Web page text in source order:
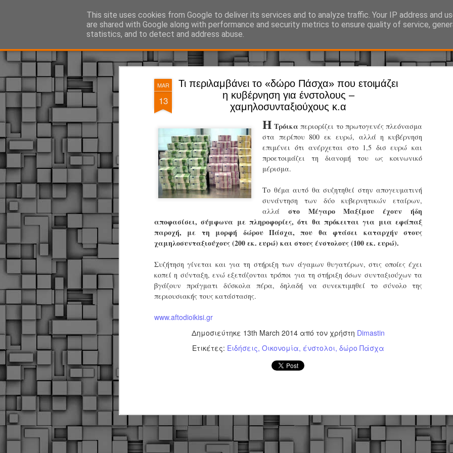
MAR
13
Τι περιλαμβάνει το «δώρο Πάσχα» που ετοιμάζει
η κυβέρνηση για ένστολους –
χαμηλοσυνταξιούχους κ.α
ΗΤρόικα περιορίζει το πρωτογενές πλεόνασμα
στα περίπου 800 εκ ευρώ, αλλά η κυβέρνηση
επιμένει ότι ανέρχεται στο 1,5 δισ ευρώ και
προετοιμάζει τη διανομή του ως κοινωνικό
μέρισμα.
Το θέμα αυτό θα συζητηθεί στην απογευματινή
συνάντηση των δύο κυβερνητικών εταίρων,
αλλά στο Μέγαρο Μαξίμου έχουν ήδη
αποφασίσει, σύμφωνα με πληροφορίες, ότι θα πρόκειται για μια εφάπαξ
παροχή, με τη μορφή δώρου Πάσχα, που θα φτάσει καταρχήν στους
χαμηλοσυνταξιούχους (200 εκ. ευρώ) και στους ένστολους (100 εκ. ευρώ).
Συζήτηση γίνεται και για τη στήριξη των άγαμων θυγατέρων, στις οποίες έχει
κοπεί η σύνταξη, ενώ εξετάζονται τρόποι για τη στήριξη όσων συνταξιούχων τα
βγάζουν πράγματι δύσκολα πέρα, δηλαδή να συνεκτιμηθεί το σύνολο της
περιουσιακής τους κατάστασης.
www.aftodioikisi.gr
Δημοσιεύτηκε 13th March 2014 από τον χρήστη Dimastin
Ετικέτες: Ειδήσεις Οικονομία ένστολοι δώρο Πάσχα
This site uses cookies from Google to deliver its services and to analyze traffic. Your IP address and
are shared with Google along with performance and security metrics to ensure quality of service,
statistics, and to detect and address abuse.
ΔΗΜΟΤΙΚΗ ΑΣΤΥΝΟΜΙΑ, τα νέα! Ό, τι συμβαίνει γύρω από τη Δημοτική Αστυνομία, την τοπική
JUL
Άργος -
Ξεκινά επίσημα η
παρουσία του Δήμου
χώρους.
Η νέα υπηρεσία θα
εκπαιδευμένους
ήδη ολοκληρώσει την
Στο πλαίσιο της
ολοκαίνουργια
τις περιπολίες και τις
JUN
Δήμος Κοζάνης :
Αναμνηστικά
JUN
Απολογισμός των
ελέγχων σε ιδιοκτήτες
JUN
Δημοτική Αστυνομία
Θεσσαλονίκης: Ένταση